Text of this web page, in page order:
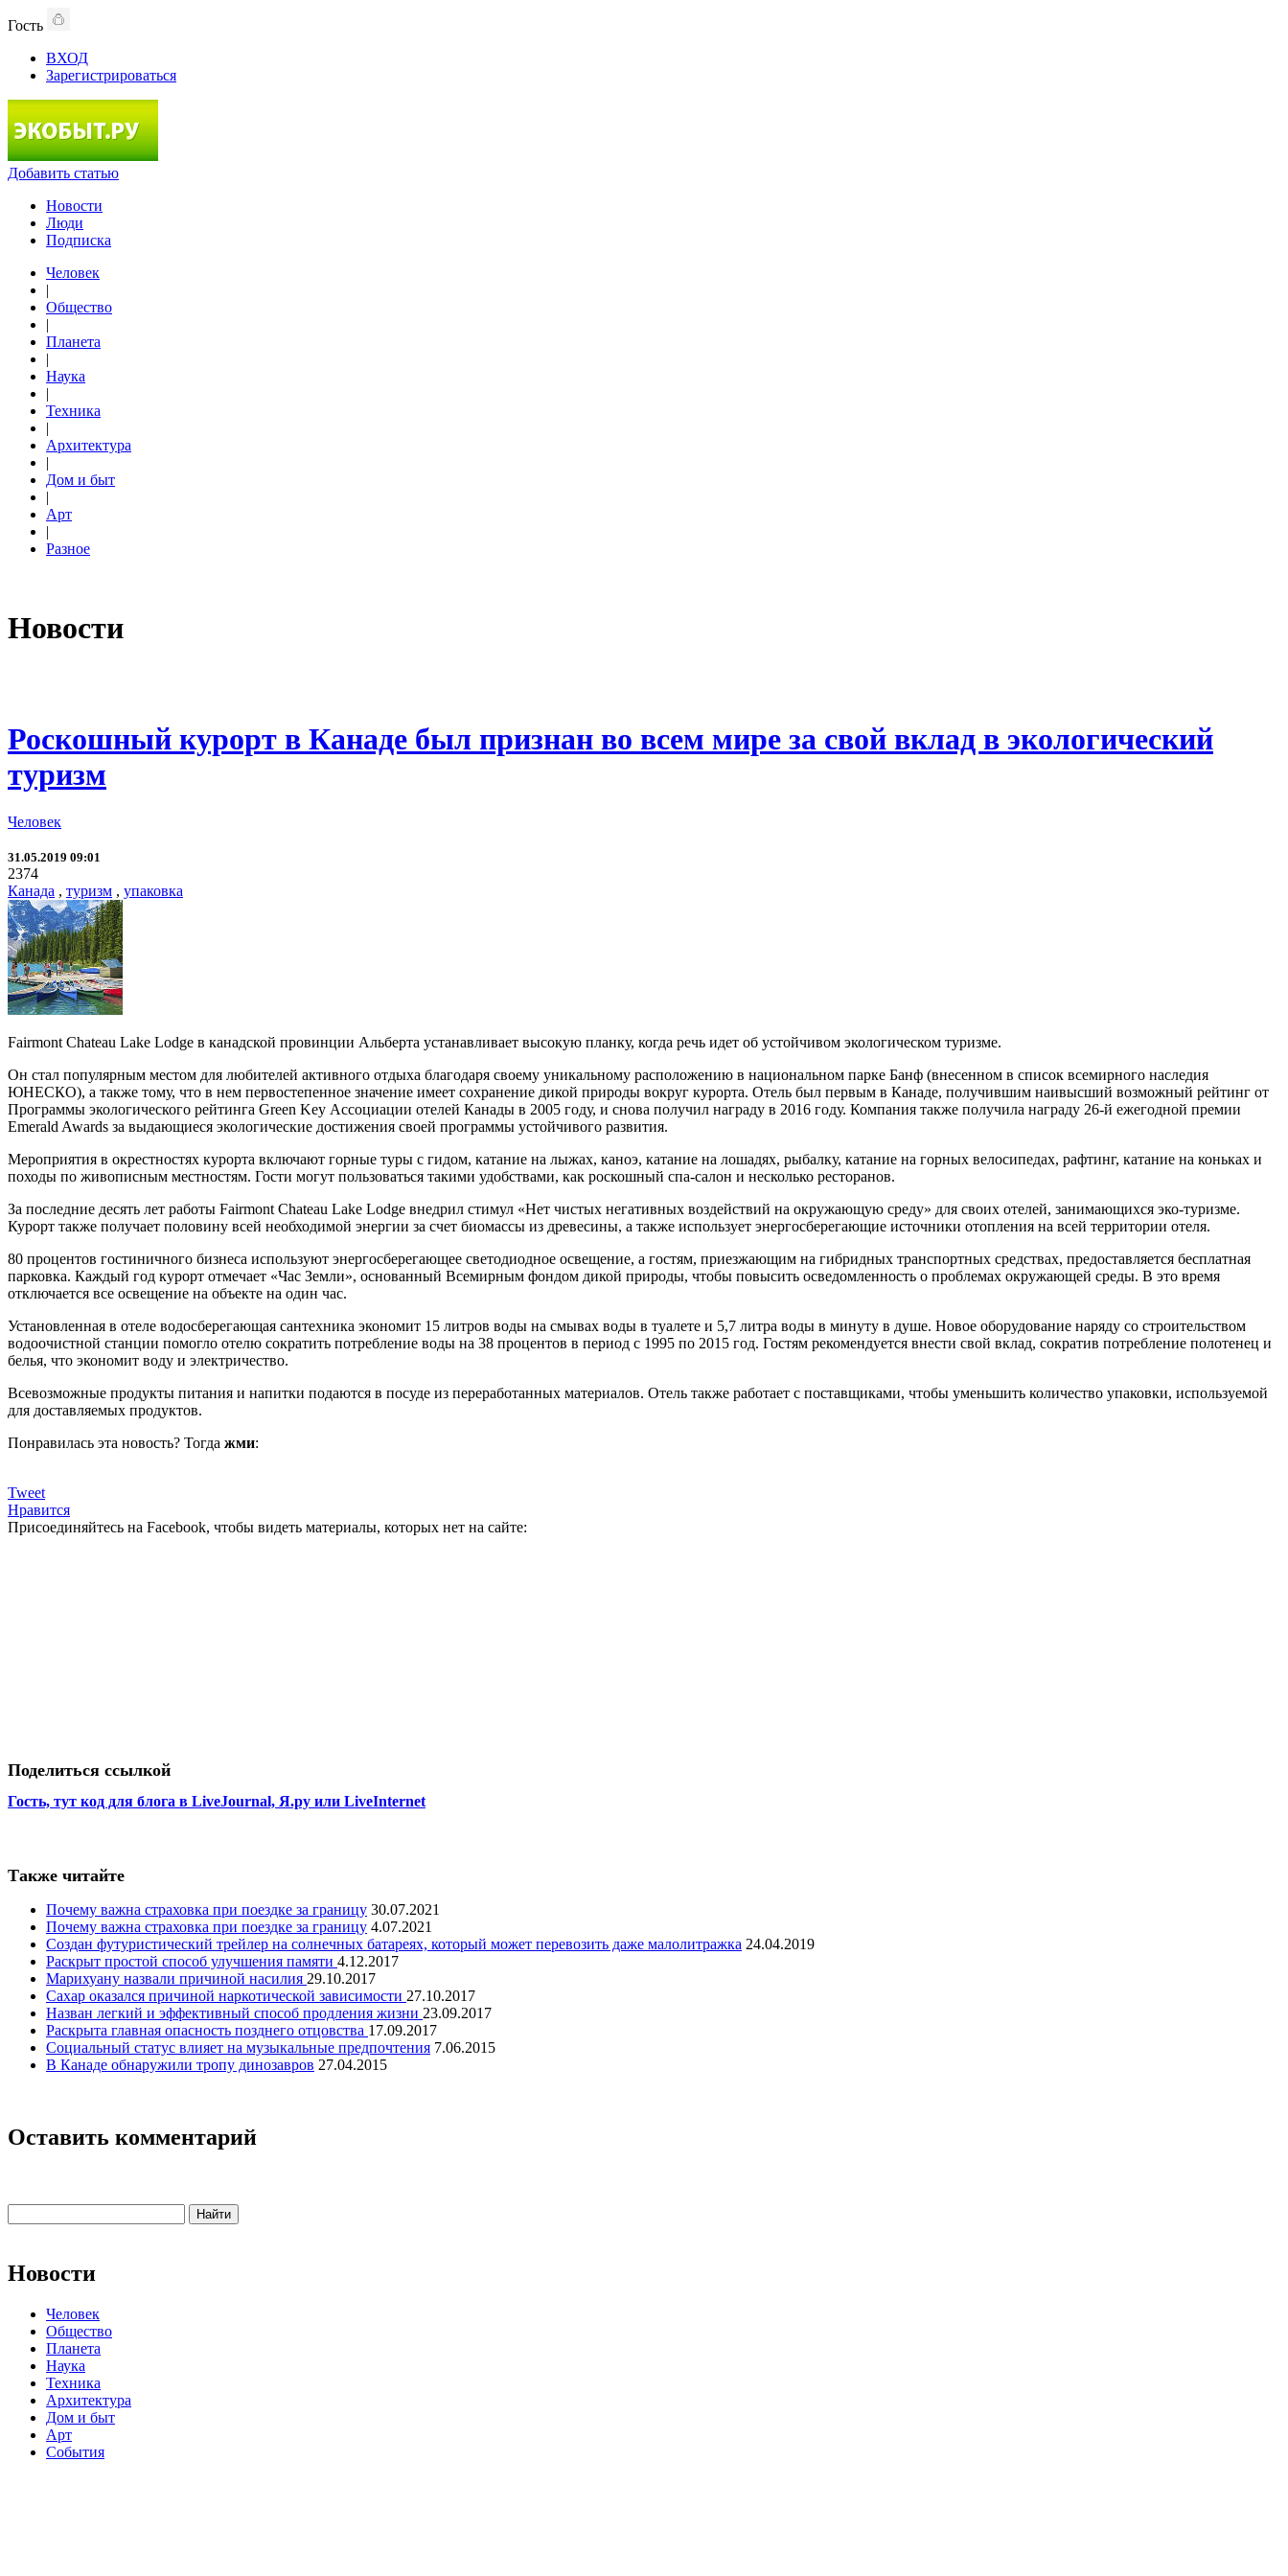
Гость
ВХОД
Зарегистрироваться
Добавить статью
Новости
Люди
Подписка
Человек
|
Общество
|
Планета
|
Наука
|
Техника
|
Архитектура
|
Дом и быт
|
Арт
|
Разное
Новости
Роскошный курорт в Канаде был признан во всем мире за свой вклад в экологический
туризм
Человек
31.05.2019 09:01
2374
Канада , туризм , упаковка
Fairmont Chateau Lake Lodge в канадской провинции Альберта устанавливает высокую планку, когда речь идет об устойчивом экологическом туризме.
Он стал популярным местом для любителей активного отдыха благодаря своему уникальному расположению в национальном парке Банф (внесенном в список всемирного наследия
ЮНЕСКО), а также тому, что в нем первостепенное значение имеет сохранение дикой природы вокруг курорта. Отель был первым в Канаде, получившим наивысший возможный рейтинг от
Программы экологического рейтинга Green Key Ассоциации отелей Канады в 2005 году, и снова получил награду в 2016 году. Компания также получила награду 26-й ежегодной премии
Emerald Awards за выдающиеся экологические достижения своей программы устойчивого развития.
Мероприятия в окрестностях курорта включают горные туры с гидом, катание на лыжах, каноэ, катание на лошадях, рыбалку, катание на горных велосипедах, рафтинг, катание на коньках и
походы по живописным местностям. Гости могут пользоваться такими удобствами, как роскошный спа-салон и несколько ресторанов.
За последние десять лет работы Fairmont Chateau Lake Lodge внедрил стимул «Нет чистых негативных воздействий на окружающую среду» для своих отелей, занимающихся эко-туризме.
Курорт также получает половину всей необходимой энергии за счет биомассы из древесины, а также использует энергосберегающие источники отопления на всей территории отеля.
80 процентов гостиничного бизнеса используют энергосберегающее светодиодное освещение, а гостям, приезжающим на гибридных транспортных средствах, предоставляется бесплатная
парковка. Каждый год курорт отмечает «Час Земли», основанный Всемирным фондом дикой природы, чтобы повысить осведомленность о проблемах окружающей среды. В это время
отключается все освещение на объекте на один час.
Установленная в отеле водосберегающая сантехника экономит 15 литров воды на смывах воды в туалете и 5,7 литра воды в минуту в душе. Новое оборудование наряду со строительством
водоочистной станции помогло отелю сократить потребление воды на 38 процентов в период с 1995 по 2015 год. Гостям рекомендуется внести свой вклад, сократив потребление полотенец и
белья, что экономит воду и электричество.
Всевозможные продукты питания и напитки подаются в посуде из переработанных материалов. Отель также работает с поставщиками, чтобы уменьшить количество упаковки, используемой
для доставляемых продуктов.
Понравилась эта новость? Тогда жми:
Tweet
Нравится
Присоединяйтесь на Facebook, чтобы видеть материалы, которых нет на сайте:
Поделиться ссылкой
Гость, тут код для блога в LiveJournal, Я.ру или LiveInternet
Также читайте
Почему важна страховка при поездке за границу 30.07.2021
Почему важна страховка при поездке за границу 4.07.2021
Создан футуристический трейлер на солнечных батареях, который может перевозить даже малолитражка 24.04.2019
Раскрыт простой способ улучшения памяти 4.12.2017
Марихуану назвали причиной насилия 29.10.2017
Сахар оказался причиной наркотической зависимости 27.10.2017
Назван легкий и эффективный способ продления жизни 23.09.2017
Раскрыта главная опасность позднего отцовства 17.09.2017
Социальный статус влияет на музыкальные предпочтения 7.06.2015
В Канаде обнаружили тропу динозавров 27.04.2015
Оставить комментарий
Новости
Человек
Общество
Планета
Наука
Техника
Архитектура
Дом и быт
Арт
События